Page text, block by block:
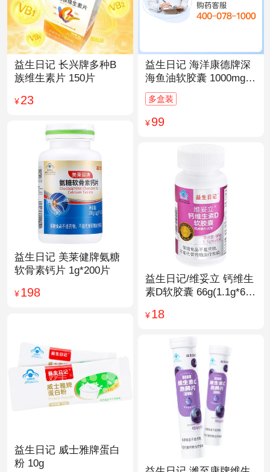
益生日记 海洋康德牌深
海鱼油软胶囊 1000mg/
粒*200粒
多盒装
¥99
益生日记 长兴牌多种B
族维生素片 150片
¥23
益生日记 美莱健牌氨糖
软骨素钙片 1g*200片
¥198
益生日记/维妥立 钙维生
素D软胶囊 66g(1.1g*60
¥18
益生日记 威士雅牌蛋白
粉 10g